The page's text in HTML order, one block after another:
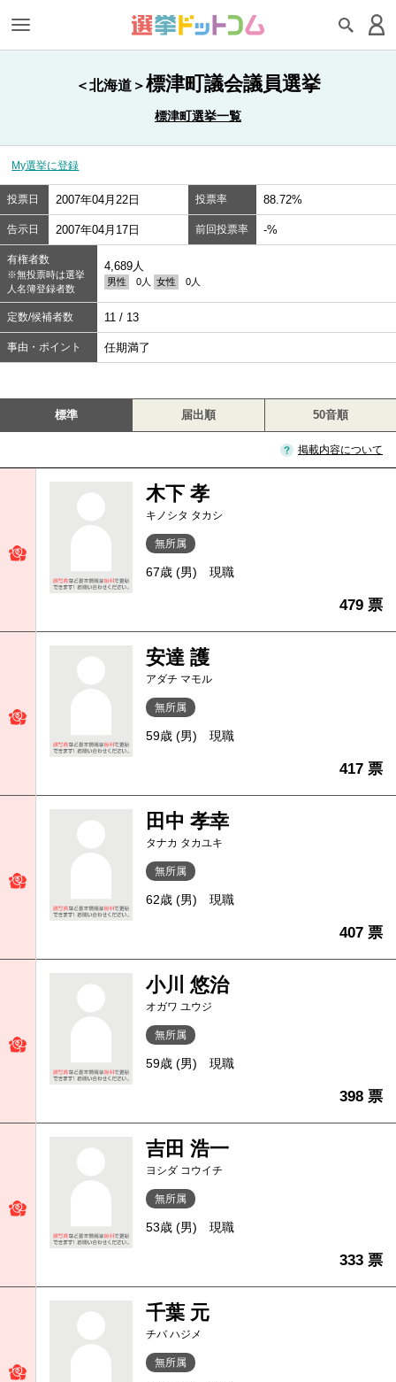
＜北海道＞標津町議会議員選挙
標津町選挙一覧
My選挙に登録
投票日 2007年04月22日 投票率 88.72%
告示日 2007年04月17日 前回投票率 -%
有権者数
※無投票時は選挙
人名簿登録者数
4,689人
男性 0人 女性 0人
定数/候補者数 11 / 13
事由・ポイント 任期満了
標準 届出順 50音順
掲載内容について
木下 孝
キノシタ タカシ
無所属
67歳 (男) 現職
479 票
安達 護
アダチ マモル
無所属
59歳 (男) 現職
417 票
田中 孝幸
タナカ タカユキ
無所属
62歳 (男) 現職
407 票
小川 悠治
オガワ ユウジ
無所属
59歳 (男) 現職
398 票
吉田 浩一
ヨシダ コウイチ
無所属
53歳 (男) 現職
333 票
千葉 元
チバ ハジメ
無所属